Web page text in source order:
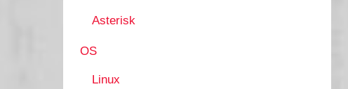
Asterisk
OS
Linux